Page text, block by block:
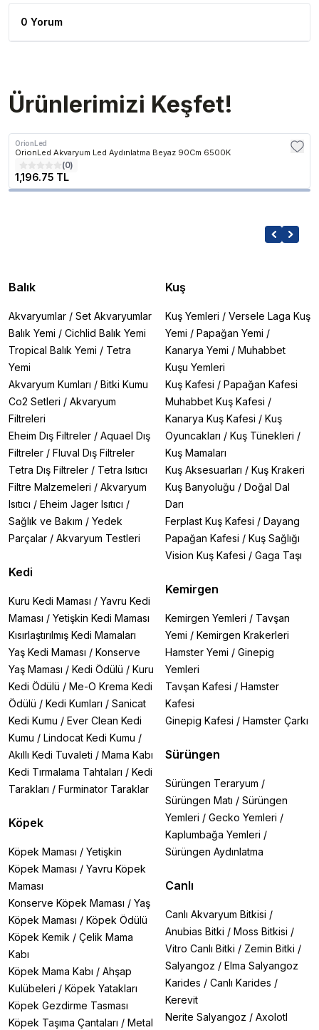
0 Yorum
Ürünlerimizi Keşfet!
OrionLed
OrionLed Akvaryum Led Aydınlatma Beyaz 90Cm 6500K
(0)
1,196.75 TL
Balık
Akvaryumlar / Set Akvaryumlar
Balık Yemi / Cichlid Balık Yemi
Tropical Balık Yemi / Tetra
Yemi
Akvaryum Kumları / Bitki Kumu
Co2 Setleri / Akvaryum
Filtreleri
Eheim Dış Filtreler / Aquael Dış
Filtreler / Fluval Dış Filtreler
Tetra Dış Filtreler / Tetra Isıtıcı
Filtre Malzemeleri / Akvaryum
Isıtıcı / Eheim Jager Isıtıcı /
Sağlık ve Bakım / Yedek
Parçalar / Akvaryum Testleri
Kedi
Kuru Kedi Maması / Yavru Kedi
Maması / Yetişkin Kedi Maması
Kısırlaştırılmış Kedi Mamaları
Yaş Kedi Maması / Konserve
Yaş Maması / Kedi Ödülü / Kuru
Kedi Ödülü / Me-O Krema Kedi
Ödülü / Kedi Kumları / Sanicat
Kedi Kumu / Ever Clean Kedi
Kumu / Lindocat Kedi Kumu /
Akıllı Kedi Tuvaleti / Mama Kabı
Kedi Tırmalama Tahtaları / Kedi
Tarakları / Furminator Taraklar
Köpek
Köpek Maması / Yetişkin
Köpek Maması / Yavru Köpek
Maması
Konserve Köpek Maması / Yaş
Köpek Maması / Köpek Ödülü
Köpek Kemik / Çelik Mama
Kabı
Köpek Mama Kabı / Ahşap
Kulübeleri / Köpek Yatakları
Köpek Gezdirme Tasması
Köpek Taşıma Çantaları / Metal
Kuş
Kuş Yemleri / Versele Laga Kuş
Yemi / Papağan Yemi /
Kanarya Yemi / Muhabbet
Kuşu Yemleri
Kuş Kafesi / Papağan Kafesi
Muhabbet Kuş Kafesi /
Kanarya Kuş Kafesi / Kuş
Oyuncakları / Kuş Tünekleri /
Kuş Mamaları
Kuş Aksesuarları / Kuş Krakeri
Kuş Banyoluğu / Doğal Dal
Darı
Ferplast Kuş Kafesi / Dayang
Papağan Kafesi / Kuş Sağlığı
Vision Kuş Kafesi / Gaga Taşı
Kemirgen
Kemirgen Yemleri / Tavşan
Yemi / Kemirgen Krakerleri
Hamster Yemi / Ginepig
Yemleri
Tavşan Kafesi / Hamster
Kafesi
Ginepig Kafesi / Hamster Çarkı
Sürüngen
Sürüngen Teraryum /
Sürüngen Matı / Sürüngen
Yemleri / Gecko Yemleri /
Kaplumbağa Yemleri /
Sürüngen Aydınlatma
Canlı
Canlı Akvaryum Bitkisi /
Anubias Bitki / Moss Bitkisi /
Vitro Canlı Bitki / Zemin Bitki /
Salyangoz / Elma Salyangoz
Karides / Canlı Karides /
Kerevit
Nerite Salyangoz / Axolotl